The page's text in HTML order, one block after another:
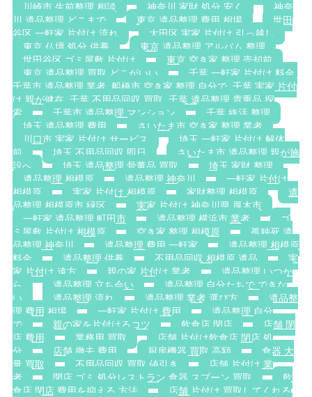
川崎市 生前整理 相談
神奈川 家財 処分 安く
神奈
川 遺品整理 どこまで
東京 遺品整理 費用 相場
世田
谷区 一軒家 片付け 流れ
大田区 実家 片付け 引っ越し
東京 仏壇 処分 供養
東京 遺品整理 アルバム 整理
世田谷区 ゴミ屋敷 片付け
東京 空き家 整理 売却前
東京 遺品整理 買取 どこがいい
千葉 一軒家 片付け 料金.
千葉市 遺品整理 業者. 船橋市 空き家 整理 自分で. 千葉 実家 片付
け 親が健在. 千葉 不用品回収 買取. 千葉 遺品整理 貴重品 探
索
千葉市 遺品整理 マンション
千葉 終活 整理
埼玉 遺品整理 費用
さいたま市 空き家 整理 業者
川口市 実家 片付け サービス
埼玉 一軒家 片付け 解体
前
埼玉 不用品回収 即日
さいたま市 遺品整理 親が施
設へ
埼玉 遺品整理 骨董品 買取
埼玉 家財 整理
遺品整理 相模原
遺品整理 神奈川
一軒家 片付け
相模原
実家 片付け 相模原 家財整理 相模原
遺
品整理 相模原市 緑区
実家 片付け 神奈川県 厚木市
一軒家 遺品整理 町田市
遺品整理 横浜市 業者
ゴ
ミ屋敷 片付け 相模原
空き家 整理 相模原
孤独死 遺
品整理 神奈川
遺品整理 費用 一軒家
遺品整理 相模原
料金
遺品整理 供養 不用品回収 相模原 遺品
実
家 片付け 遠方
親の家 片付け 業者
遺品整理 いつか
ら
遺品整理 立ち会い
遺品整理 自分たちで できな
い
遺品整理 流れ 遺品整理 業者 選び方
遺品整
理 費用 相場
一軒家 片付け 費用
遺品整理 自分
で
親の家を片付けるコツ 飲食店 閉店
店舗 閉
店 費用
業務用 買取
店舗 片付け飲食店 閉店 処
分
店舗 撤去 費用 厨房機器 買取 高額
食器 大
量 買取
不用品回収 買取 値引き
店舗 片付け 業
者
閉店 ゴミ 処分レストラン 食器 スプーン 買取
飲
食店 閉店 費用を抑える 方法
店舗 片付け 買取してくれる